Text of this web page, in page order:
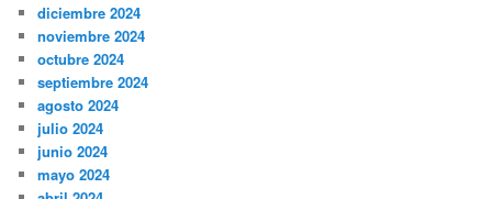
diciembre 2024
noviembre 2024
octubre 2024
septiembre 2024
agosto 2024
julio 2024
junio 2024
mayo 2024